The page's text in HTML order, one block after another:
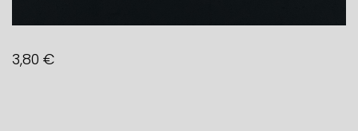
3,80 €